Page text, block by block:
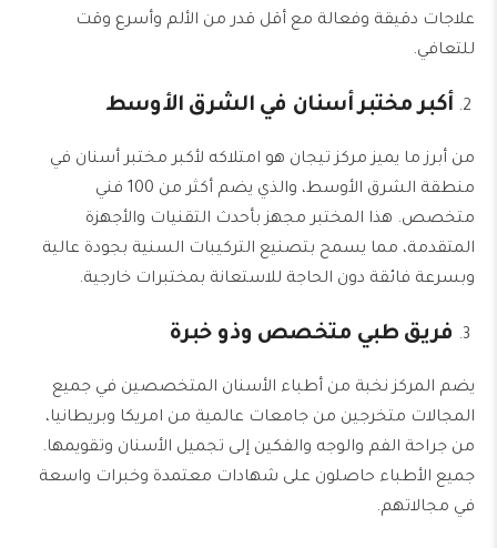
علاجات دقيقة وفعالة مع أقل قدر من الألم وأسرع وقت
للتعافي.
أكبر مختبر أسنان في الشرق الأوسط
من أبرز ما يميز مركز تيجان هو امتلاكه لأكبر مختبر أسنان في
منطقة الشرق الأوسط، والذي يضم أكثر من 100 فني
متخصص. هذا المختبر مجهز بأحدث التقنيات والأجهزة
المتقدمة، مما يسمح بتصنيع التركيبات السنية بجودة عالية
وبسرعة فائقة دون الحاجة للاستعانة بمختبرات خارجية.
فريق طبي متخصص وذو خبرة
يضم المركز نخبة من أطباء الأسنان المتخصصين في جميع
المجالات متخرجين من جامعات عالمية من امريكا وبريطانيا،
من جراحة الفم والوجه والفكين إلى تجميل الأسنان وتقويمها.
جميع الأطباء حاصلون على شهادات معتمدة وخبرات واسعة
في مجالاتهم.